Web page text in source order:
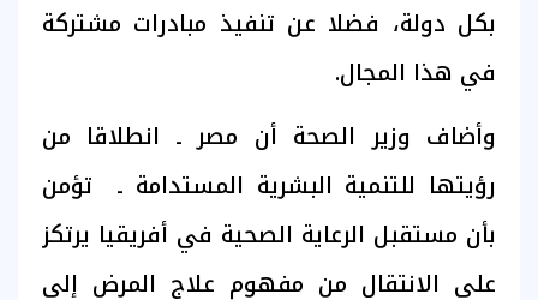
بكل دولة، فضلا عن تنفيذ مبادرات مشتركة
في هذا المجال.
وأضاف وزير الصحة أن مصر ـ انطلاقا من
رؤيتها للتنمية البشرية المستدامة ـ تؤمن
بأن مستقبل الرعاية الصحية في أفريقيا يرتكز
على الانتقال من مفهوم علاج المرض إلى